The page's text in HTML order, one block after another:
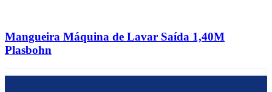
Mangueira Máquina de Lavar Saída 1,40M
Plasbohn